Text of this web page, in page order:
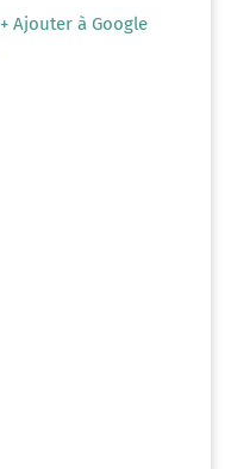
+ Ajouter à Google